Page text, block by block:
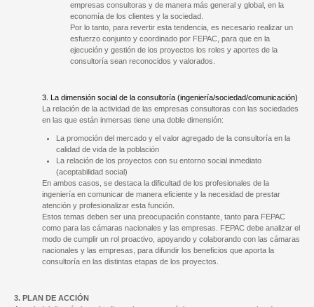
empresas consultoras y de manera más general y global, en la
economía de los clientes y la sociedad.
Por lo tanto, para revertir esta tendencia, es necesario realizar un
esfuerzo conjunto y coordinado por FEPAC, para que en la
ejecución y gestión de los proyectos los roles y aportes de la
consultoría sean reconocidos y valorados.
3. La dimensión social de la consultoría (ingeniería/sociedad/comunicación)
La relación de la actividad de las empresas consultoras con las sociedades
en las que están inmersas tiene una doble dimensión:
La promoción del mercado y el valor agregado de la consultoría en la
calidad de vida de la población
La relación de los proyectos con su entorno social inmediato
(aceptabilidad social)
En ambos casos, se destaca la dificultad de los profesionales de la
ingeniería en comunicar de manera eficiente y la necesidad de prestar
atención y profesionalizar esta función.
Estos temas deben ser una preocupación constante, tanto para FEPAC
como para las cámaras nacionales y las empresas. FEPAC debe analizar el
modo de cumplir un rol proactivo, apoyando y colaborando con las cámaras
nacionales y las empresas, para difundir los beneficios que aporta la
consultoría en las distintas etapas de los proyectos.
3. PLAN DE ACCIÓN